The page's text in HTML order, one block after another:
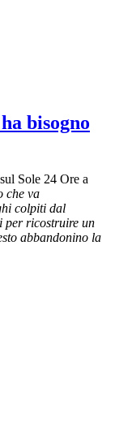
bisogno
Sole 24 Ore a
che va
colpiti dal
per ricostruire un
abbandonino la